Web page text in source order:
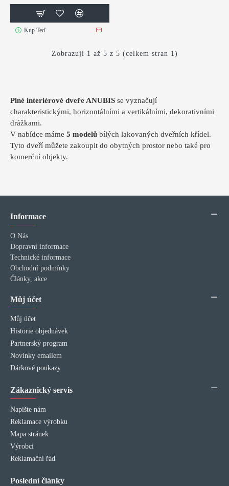
Plné interiérové dveře ANUBIS se vyznačují
charakteristickými, horizontálními a vertikálními, dekorativními
drážkami.
V nabídce máme 5 modelů bílých lakovaných dveřních křídel.
Tyto dveří můžete zakoupit do obytných prostor nebo také pro
komerční objekty.
Kup Teď
Zobrazuji 1 až 5 z 5 (celkem stran 1)
Informace
O Nás
Dopravní informace
Technické informace
Obchodní podmínky
Články, akce
Můj účet
Můj účet
Historie objednávek
Partnerský program
Novinky emailem
Dárkové poukazy
Zákaznický servis
Napište nám
Reklamace výrobku
Mapa stránek
Výrobci
Reklamační řád
Poslední články